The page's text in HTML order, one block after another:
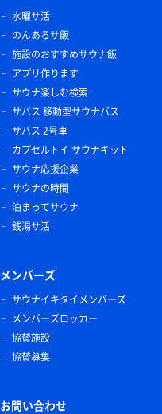
水曜サ活
のんあるサ飯
施設のおすすめサウナ飯
アプリ作ります
サウナ楽しむ検索
サバス 移動型サウナバス
サバス 2号車
カプセルトイ サウナキット
サウナ応援企業
サウナの時間
泊まってサウナ
銭湯サ活
メンバーズ
サウナイキタイメンバーズ
メンバーズロッカー
協賛施設
協賛募集
お問い合わせ